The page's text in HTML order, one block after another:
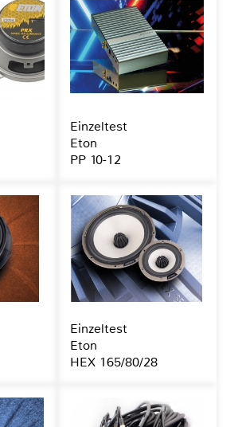
Einzeltest
Eton
PP 10-12
Einzeltest
Eton
HEX 165/80/28